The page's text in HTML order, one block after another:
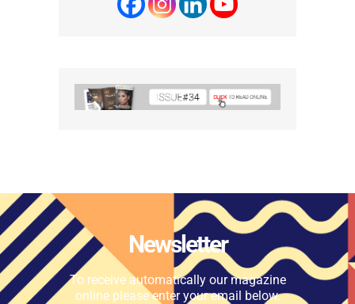
Newsletter
To receive automatically our magazine
online please enter your email below.